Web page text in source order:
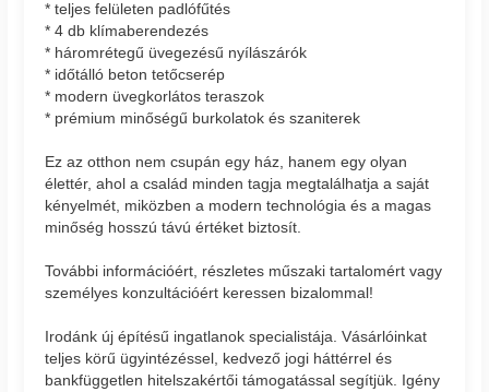
* teljes felületen padlófűtés
* 4 db klímaberendezés
* háromrétegű üvegezésű nyílászárók
* időtálló beton tetőcserép
* modern üvegkorlátos teraszok
* prémium minőségű burkolatok és szaniterek
Ez az otthon nem csupán egy ház, hanem egy olyan
élettér, ahol a család minden tagja megtalálhatja a saját
kényelmét, miközben a modern technológia és a magas
minőség hosszú távú értéket biztosít.
További információért, részletes műszaki tartalomért vagy
személyes konzultációért keressen bizalommal!
Irodánk új építésű ingatlanok specialistája. Vásárlóinkat
teljes körű ügyintézéssel, kedvező jogi háttérrel és
bankfüggetlen hitelszakértői támogatással segítjük. Igény